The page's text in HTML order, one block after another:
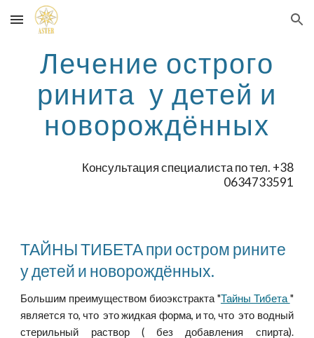
Skip to main content Skip to navigation
Лечение острого
ринита у детей и
новорождённых
Консультация специалиста по тел. +38
0634733591
ТАЙНЫ ТИБЕТА при остром рините
у детей и новорождённых.
Большим преимуществом биоэкстракта "Тайны Тибета "
является то, что это жидкая форма, и то, что это водный
стерильный раствор ( без добавления спирта).